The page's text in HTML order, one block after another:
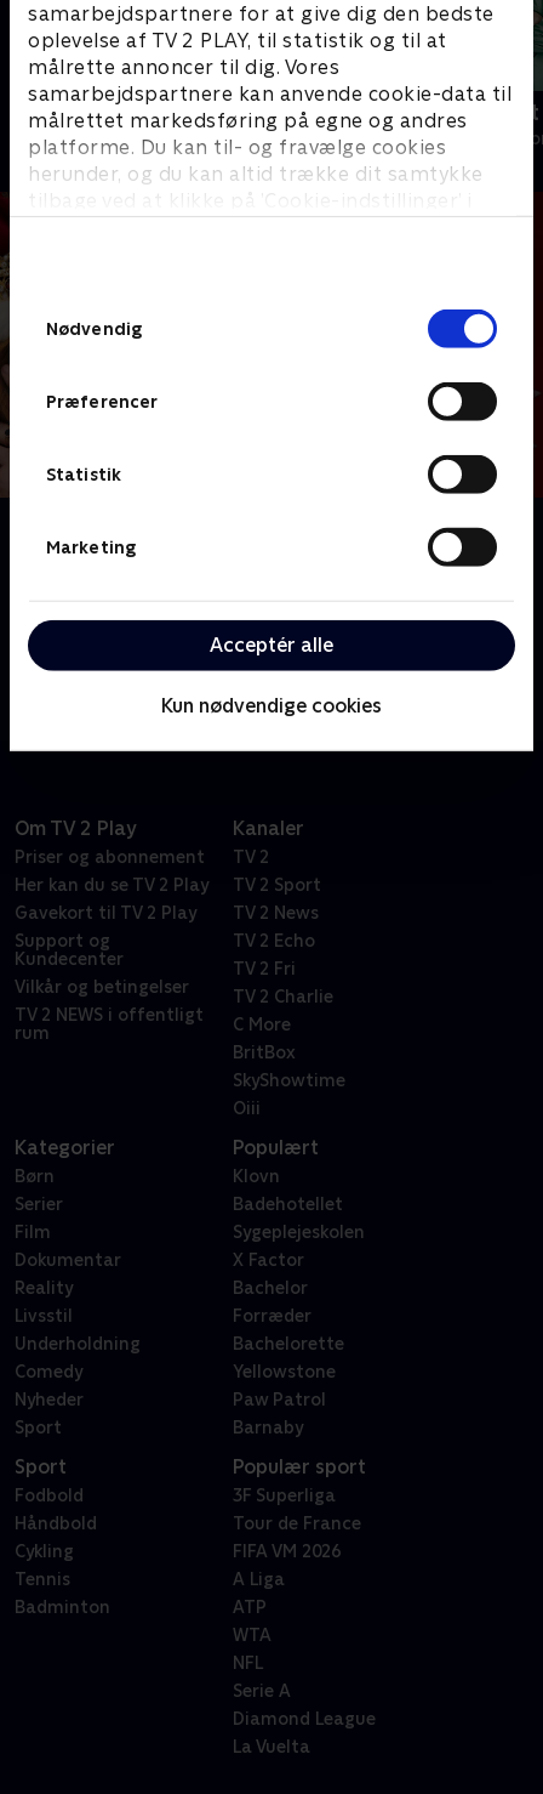
samarbejdspartnere for at give dig den bedste
oplevelse af TV 2 PLAY, til statistik og til at
målrette annoncer til dig. Vores
samarbejdspartnere kan anvende cookie-data til
målrettet markedsføring på egne og andres
platforme. Du kan til- og fravælge cookies
herunder, og du kan altid trække dit samtykke
tilbage ved at klikke på ’Cookie-indstillinger’ i
Nødvendig
Præferencer
Statistik
Marketing
Acceptér alle
Kun nødvendige cookies
Happy fucking Pride
Drama • 1 sæsoner
Fake Patient
Drama • 1
I 1600-tallets England planlægger den snu matriark
indflydelsesrige højder med alle nødvendige midler.
Hun udnytter sin søn Georges skønhed til at forføre
kong James I, blive hans elsker og i processen hæve
familiens titel og status ved hoffet.
Om TV 2 Play
Priser og abonnement
Her kan du se TV 2 Play
Gavekort til TV 2 Play
Support og
Kundecenter
Vilkår og betingelser
TV 2 NEWS i offentligt
rum
Kanaler
TV 2
TV 2 Sport
TV 2 News
TV 2 Echo
TV 2 Fri
TV 2 Charlie
C More
BritBox
SkyShowtime
Oiii
Kategorier
Børn
Serier
Film
Dokumentar
Reality
Livsstil
Underholdning
Comedy
Nyheder
Sport
Populært
Klovn
Badehotellet
Sygeplejeskolen
X Factor
Bachelor
Forræder
Bachelorette
Yellowstone
Paw Patrol
Barnaby
Sport
Fodbold
Håndbold
Cykling
Tennis
Badminton
Populær sport
3F Superliga
Tour de France
FIFA VM 2026
A Liga
ATP
WTA
NFL
Serie A
Diamond League
La Vuelta